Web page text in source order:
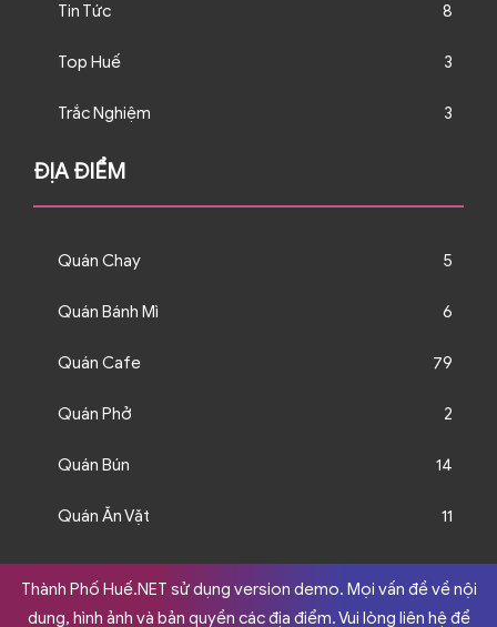
Tin Tức 8
Top Huế 3
Trắc Nghiệm 3
ĐỊA ĐIỂM
Quán Chay 5
Quán Bánh Mì 6
Quán Cafe 79
Quán Phở 2
Quán Bún 14
Quán Ăn Vặt 11
Thành Phố Huế.NET sử dụng version demo. Mọi vấn đề về nội
dung, hình ảnh và bản quyền các địa điểm. Vui lòng liên hệ để